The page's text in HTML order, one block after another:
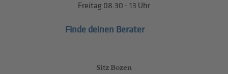
Freitag 08.30 - 13 Uhr
Finde deinen Berater
Sitz Bozen